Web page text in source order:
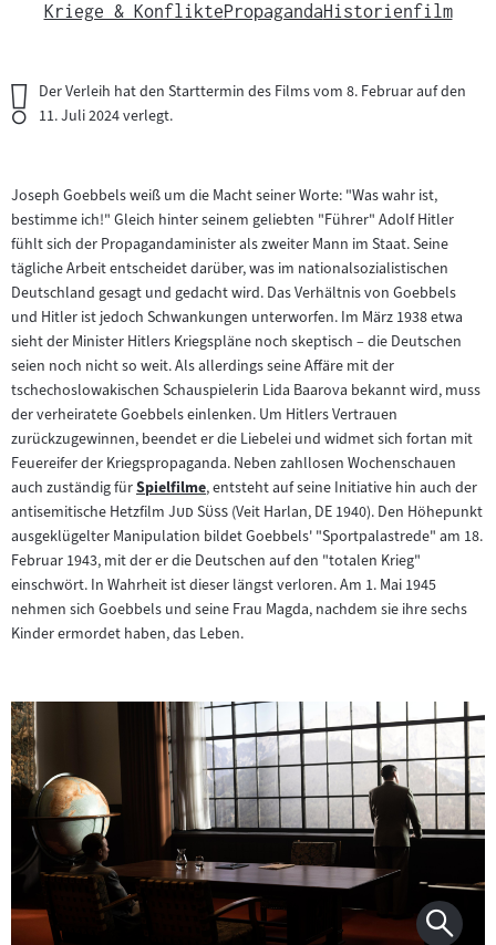
Kriege & KonfliktePropagandaHistorienfilm
Wichtiger
Hinweis:
Der Verleih hat den Starttermin des Films vom 8. Februar auf den
11. Juli 2024 verlegt.
Joseph Goebbels weiß um die Macht seiner Worte: "Was wahr ist,
bestimme ich!" Gleich hinter seinem geliebten "Führer" Adolf Hitler
fühlt sich der Propagandaminister als zweiter Mann im Staat. Seine
tägliche Arbeit entscheidet darüber, was im nationalsozialistischen
Deutschland gesagt und gedacht wird. Das Verhältnis von Goebbels
und Hitler ist jedoch Schwankungen unterworfen. Im März 1938 etwa
sieht der Minister Hitlers Kriegspläne noch skeptisch – die Deutschen
seien noch nicht so weit. Als allerdings seine Affäre mit der
tschechoslowakischen Schauspielerin Lida Baarova bekannt wird, muss
der verheiratete Goebbels einlenken. Um Hitlers Vertrauen
zurückzugewinnen, beendet er die Liebelei und widmet sich fortan mit
Feuereifer der Kriegspropaganda. Neben zahllosen Wochenschauen
auch zuständig fürZum
Inhalt:
Spielfilme, entsteht auf seine Initiative hin auch der
antisemitische Hetzfilm "
Jud Süß"(Veit Harlan, DE 1940). Den Höhepunkt
ausgeklügelter Manipulation bildet Goebbels' "Sportpalastrede" am 18.
Februar 1943, mit der er die Deutschen auf den "totalen Krieg"
einschwört. In Wahrheit ist dieser längst verloren. Am 1. Mai 1945
nehmen sich Goebbels und seine Frau Magda, nachdem sie ihre sechs
Kinder ermordet haben, das Leben.